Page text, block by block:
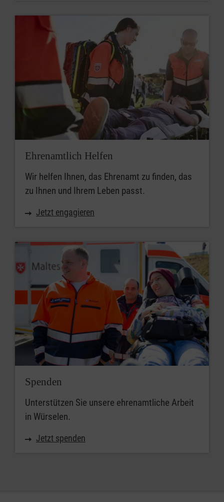
Ehrenamtlich Helfen
Wir helfen Ihnen, das Ehrenamt zu finden, das
zu Ihnen und Ihrem Leben passt.
Jetzt engagieren
Spenden
Unterstützen Sie unsere ehrenamtliche Arbeit
in Würselen.
Jetzt spenden